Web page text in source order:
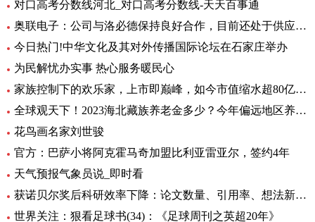
对口高考分数线河北_对口高考分数线-天天百事通
奥联电子：公司与洛必德保持良好合作，目前还处于供应部分零部件阶段，对公司业绩影响不大_短讯
今日热门!中华文化及其对外传播国际论坛在石家庄举办
为民解忧办实事 热心服务暖民心
家族控制下的欢乐家，上市即巅峰，如今市值缩水超80亿元|世界今头条
全球观天下！2023海北藏族养老金多少？今年偏远地区养老金如何调整？
花鸟画名家刘世骏
官方：巴萨小将阿克霍马奇加盟比利亚雷亚尔，签约4年
天气预报气象员说_即时看
获诺贝尔奖后科研效率下降：论文数量、引用率、想法新颖程度都下降_世界实时
世界关注：狠看足球书(34)：《足球周刊之英超20年》